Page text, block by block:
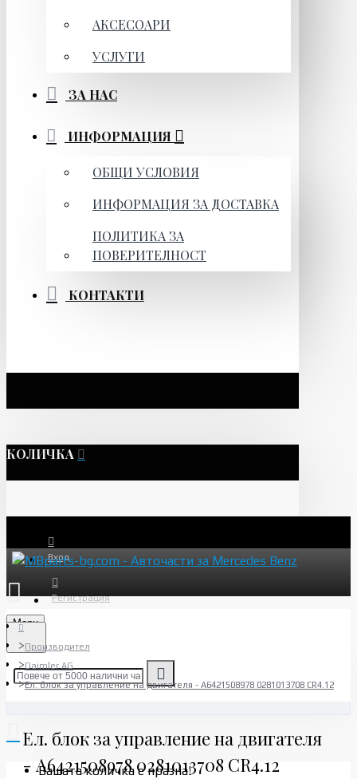
АКСЕСОАРИ
УСЛУГИ
ЗА НАС
ИНФОРМАЦИЯ
ОБЩИ УСЛОВИЯ
ИНФОРМАЦИЯ ЗА ДОСТАВКА
ПОЛИТИКА ЗА
ПОВЕРИТЕЛНОСТ
КОНТАКТИ
КОЛИЧКА
Вход
Регистрация
Menu
Вашата количка е празна!
Производител
Daimler AG
Ел. блок за управление на двигателя - A6421508978 0281013708 CR4.12
Ел. блок за управление на двигателя
- A6421508978 0281013708 CR4.12